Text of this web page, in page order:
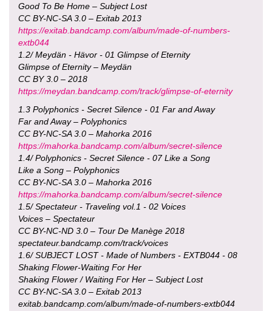
Good To Be Home – Subject Lost
CC BY-NC-SA 3.0 – Exitab 2013
https://exitab.bandcamp.com/album/made-of-numbers-
extb044
1.2/ Meydän - Hävor - 01 Glimpse of Eternity
Glimpse of Eternity – Meydän
CC BY 3.0 – 2018
https://meydan.bandcamp.com/track/glimpse-of-eternity
1.3 Polyphonics - Secret Silence - 01 Far and Away
Far and Away – Polyphonics
CC BY-NC-SA 3.0 – Mahorka 2016
https://mahorka.bandcamp.com/album/secret-silence
1.4/ Polyphonics - Secret Silence - 07 Like a Song
Like a Song – Polyphonics
CC BY-NC-SA 3.0 – Mahorka 2016
https://mahorka.bandcamp.com/album/secret-silence
1.5/ Spectateur - Traveling vol.1 - 02 Voices
Voices – Spectateur
CC BY-NC-ND 3.0 – Tour De Manège 2018
spectateur.bandcamp.com/track/voices
1.6/ SUBJECT LOST - Made of Numbers - EXTB044 - 08
Shaking Flower-Waiting For Her
Shaking Flower / Waiting For Her – Subject Lost
CC BY-NC-SA 3.0 – Exitab 2013
exitab.bandcamp.com/album/made-of-numbers-extb044